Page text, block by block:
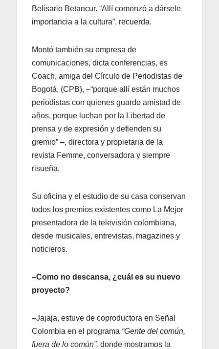
Belisario Betancur. “Allí comenzó a dársele
importancia a la cultura”, recuerda.
Montó también su empresa de
comunicaciones, dicta conferencias, es
Coach, amiga del Círculo de Periodistas de
Bogotá, (CPB), –“porque allí están muchos
periodistas con quienes guardo amistad de
años, porque luchan por la Libertad de
prensa y de expresión y defienden su
gremio” –, directora y propietaria de la
revista Femme, conversadora y siempre
risueña.
Su oficina y el estudio de su casa conservan
todos los premios existentes como La Mejor
presentadora de la televisión colombiana,
desde musicales, entrevistas, magazines y
noticieros.
–Como no descansa, ¿cuál es su nuevo
proyecto?
–Jajaja, estuve de coproductora en Señal
Colombia en el programa “Gente del común,
fuera de lo común”, donde mostramos la